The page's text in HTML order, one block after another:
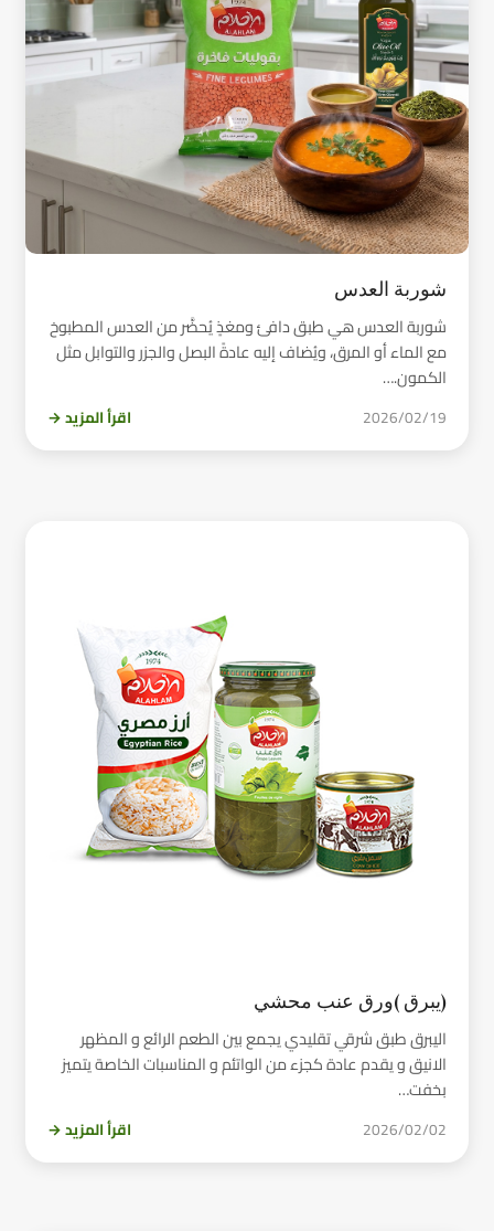
شوربة العدس
شوربة العدس هي طبق دافئ ومغذٍ يُحضَّر من العدس المطبوخ
مع الماء أو المرق، ويُضاف إليه عادةً البصل والجزر والتوابل مثل
الكمون.…
2026/02/19 اقرأ المزيد →
(يبرق )ورق عنب محشي
اليبرق طبق شرقي تقليدي يجمع بين الطعم الرائع و المظهر
الانيق و يقدم عادة كجزء من الواتئم و المناسبات الخاصة يتميز
بخفت…
2026/02/02 اقرأ المزيد →